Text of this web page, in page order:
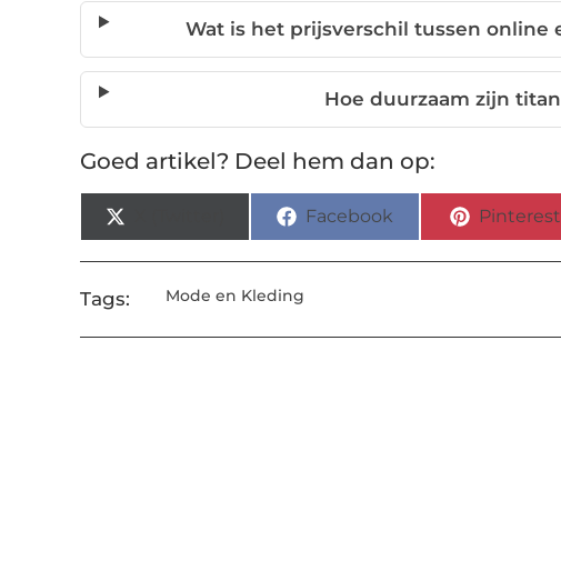
Wat is het prijsverschil tussen
Hoe duurzaam zijn
Goed artikel? Deel hem dan op:
Facebook Pinterest
Tags: Mode en Kleding